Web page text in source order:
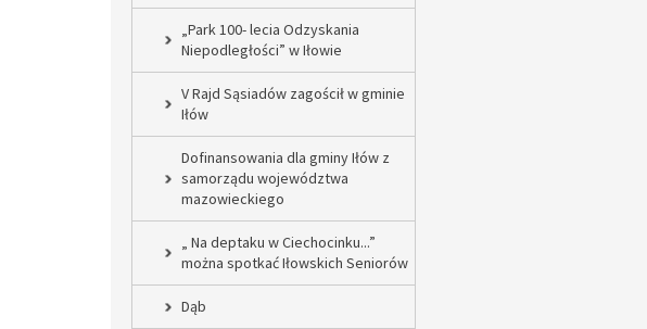
„Park 100- lecia Odzyskania
Niepodległości” w Iłowie
V Rajd Sąsiadów zagościł w gminie
Iłów
Dofinansowania dla gminy Iłów z
samorządu województwa
mazowieckiego
„ Na deptaku w Ciechocinku...”
można spotkać Iłowskich Seniorów
Dąb